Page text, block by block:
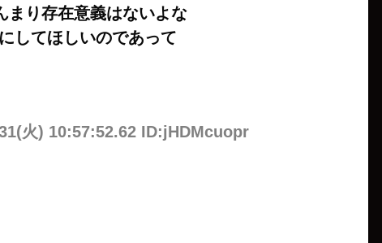
まり存在意義はないよな
してほしいのであって
火) 10:57:52.62 ID:jHDMcuopr